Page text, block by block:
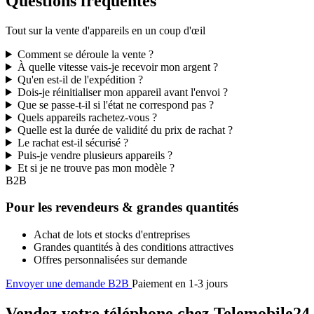
Tout sur la vente d'appareils en un coup d'œil
Comment se déroule la vente ?
À quelle vitesse vais-je recevoir mon argent ?
Qu'en est-il de l'expédition ?
Dois-je réinitialiser mon appareil avant l'envoi ?
Que se passe-t-il si l'état ne correspond pas ?
Quels appareils rachetez-vous ?
Quelle est la durée de validité du prix de rachat ?
Le rachat est-il sécurisé ?
Puis-je vendre plusieurs appareils ?
Et si je ne trouve pas mon modèle ?
B2B
Pour les revendeurs & grandes quantités
Achat de lots et stocks d'entreprises
Grandes quantités à des conditions attractives
Offres personnalisées sur demande
Envoyer une demande B2B Paiement en 1-3 jours